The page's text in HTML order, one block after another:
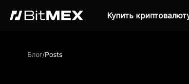
Купить
Блог/Posts